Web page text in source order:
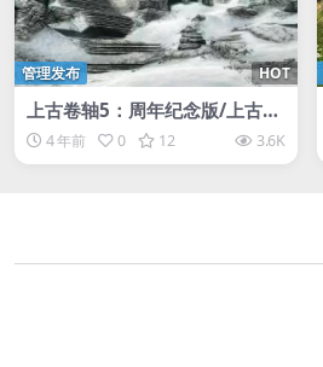
HOT
管理发布
上古卷轴5：周年纪念版/上古卷
轴5：天际10周年重制版/The El
der Scrolls V: Skyrim Special
4 年前 0 12 3.6K